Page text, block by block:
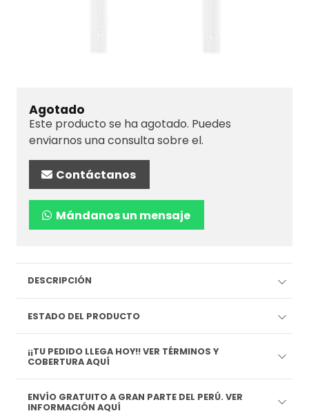
Agotado
Este producto se ha agotado. Puedes
enviarnos una consulta sobre el.
Contáctanos
Mándanos un mensaje
DESCRIPCIÓN
ESTADO DEL PRODUCTO
¡¡TU PEDIDO LLEGA HOY!! VER TÉRMINOS Y
COBERTURA AQUÍ
ENVÍO GRATUITO A GRAN PARTE DEL PERÚ. VER
INFORMACIÓN AQUÍ